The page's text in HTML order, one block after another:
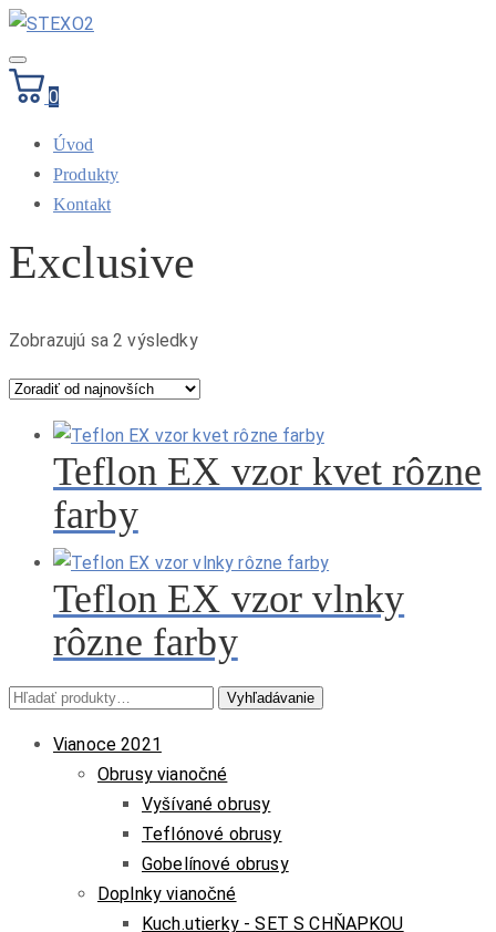
Toggle
navigation
0
Úvod
Produkty
Kontakt
Exclusive
Zobrazujú sa 2 výsledkySorted
latest
Teflon EX vzor kvet rôzne
farby
Teflon EX vzor vlnky
rôzne farby
Hľadať: Vyhľadávanie
Vianoce 2021
Obrusy vianočné
Vyšívané obrusy
Teflónové obrusy
Gobelínové obrusy
Doplnky vianočné
Kuch.utierky - SET S CHŇAPKOU